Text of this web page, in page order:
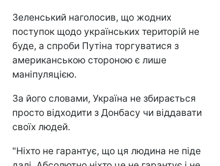
Зеленський наголосив, що жодних
поступок щодо українських територій не
буде, а спроби Путіна торгуватися з
американською стороною є лише
маніпуляцією.
За його словами, Україна не збирається
просто відходити з Донбасу чи віддавати
своїх людей.
"Ніхто не гарантує, що ця людина не піде